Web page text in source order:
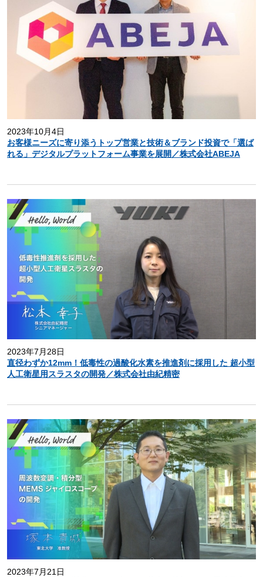
2023年10月4日
お客様ニーズに寄り添うトップ営業と技術＆ブランド投資で「選ば
れる」デジタルプラットフォーム事業を展開／株式会社ABEJA
2023年7月28日
直径わずか12mm！低毒性の過酸化水素を推進剤に採用した 超小型
人工衛星用スラスタの開発／株式会社由紀精密
2023年7月21日